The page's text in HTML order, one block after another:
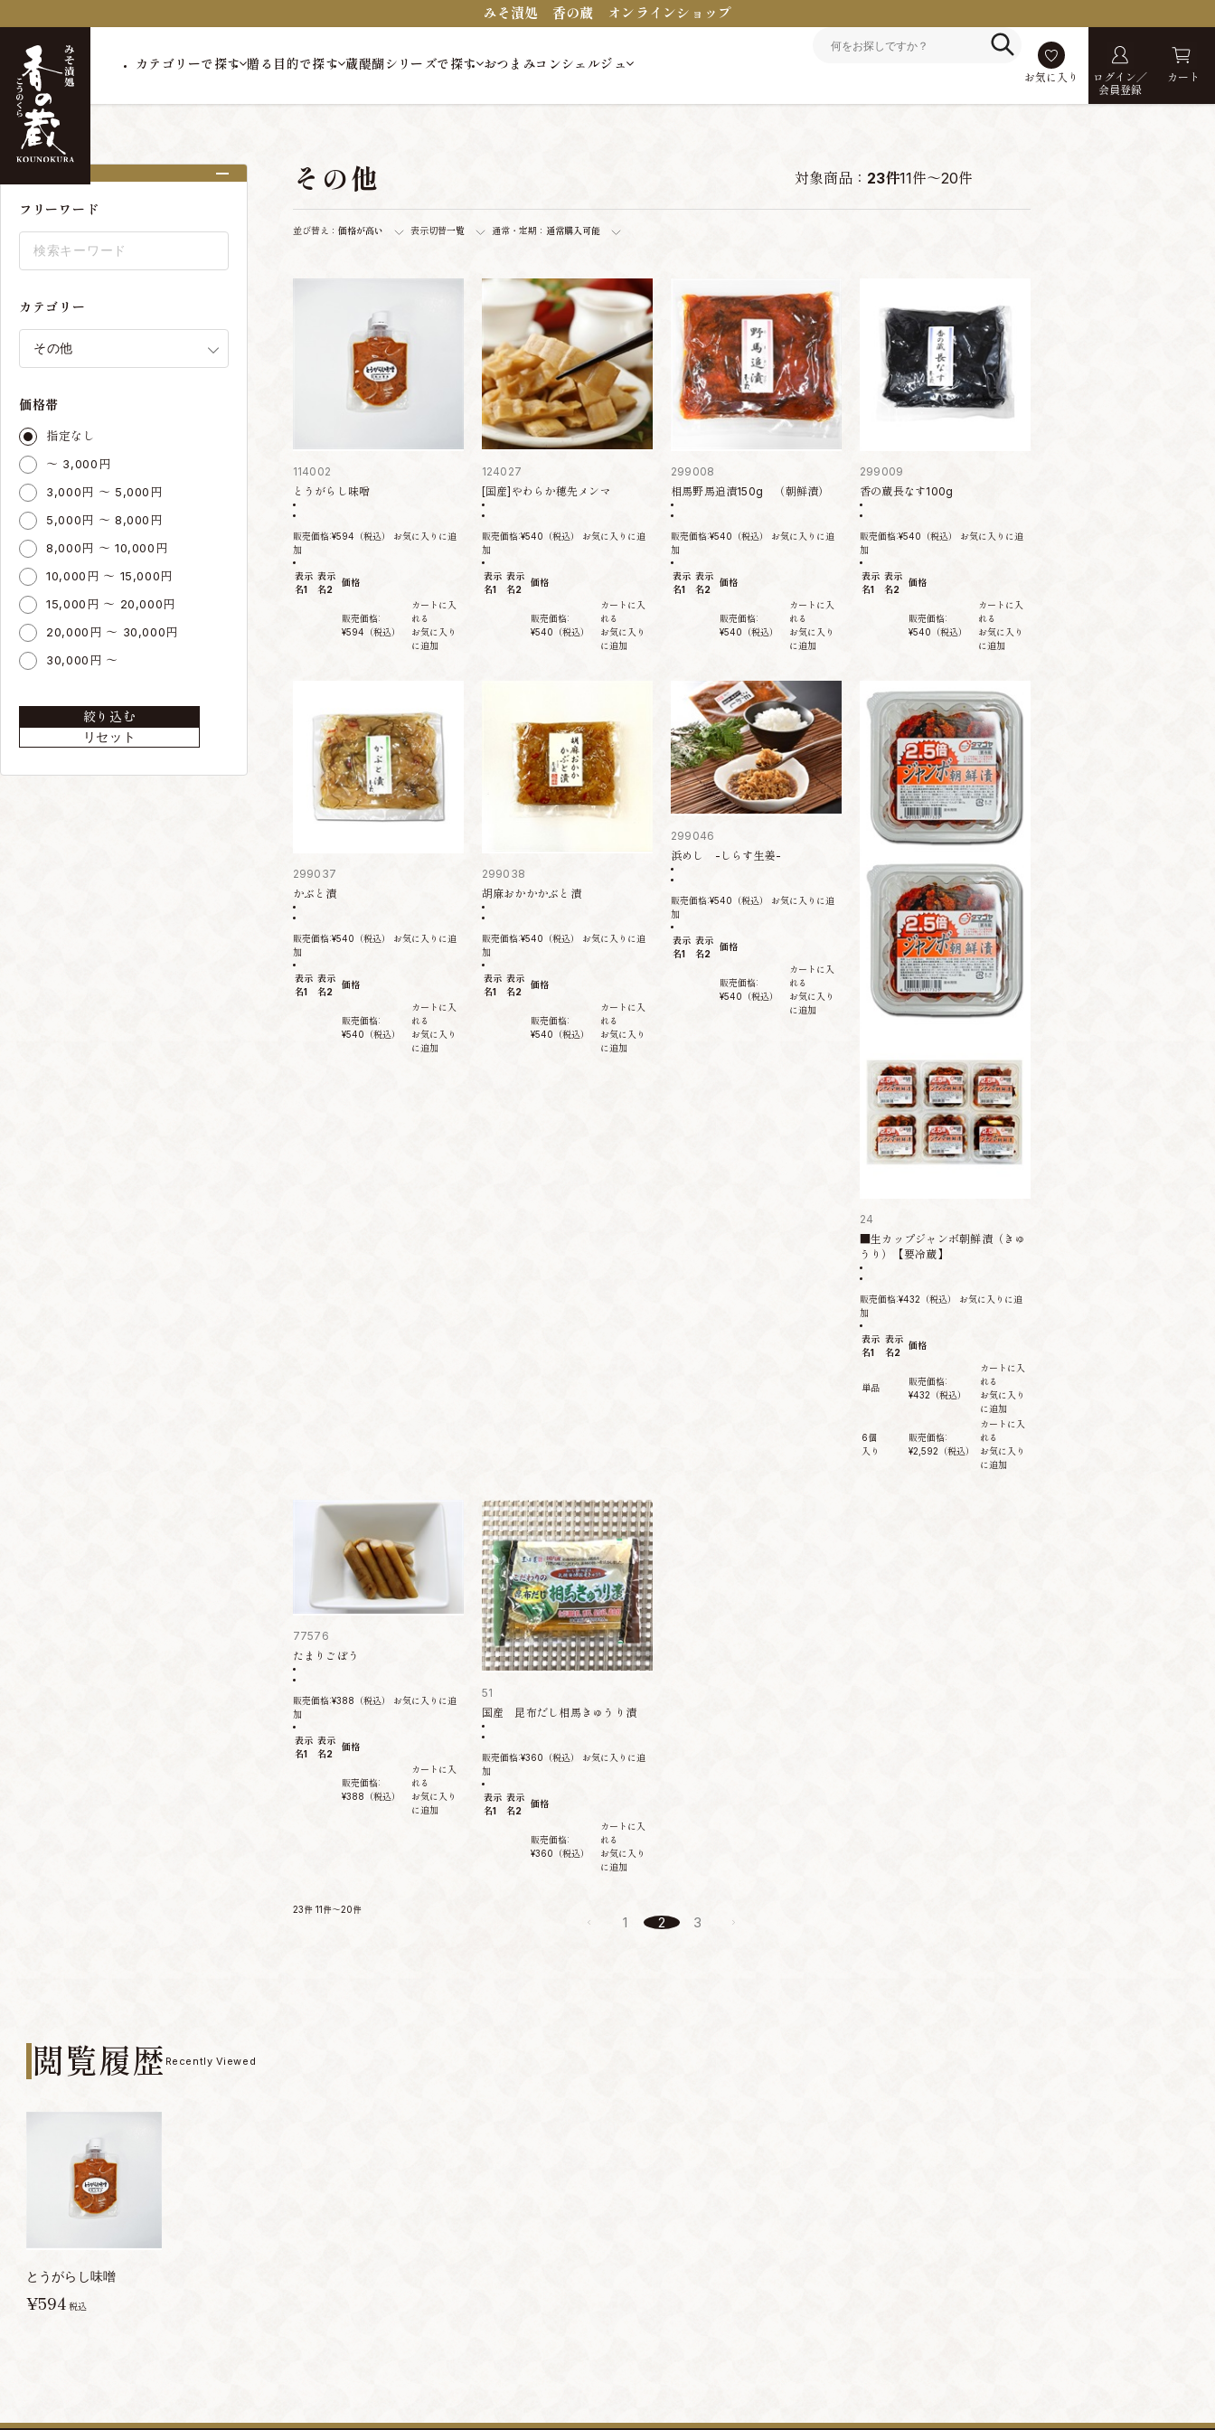
みそ漬処 香の蔵 オンラインショップ
カテゴリーで探す 贈る目的で探す 蔵醍醐シリーズで探す おつまみコンシェルジュ
お気に入り
ログイン／
会員登録
カート
トップ その他
フリーワード
カテゴリー
価格帯
指定なし
～ 3,000円
3,000円 ～ 5,000円
5,000円 ～ 8,000円
8,000円 ～ 10,000円
10,000円 ～ 15,000円
15,000円 ～ 20,000円
20,000円 ～ 30,000円
30,000円 ～
絞り込む
リセット
その他 対象商品： 23件11件～20件
並び替え： 価格が高い 表示切替一覧 通常・定期： 通常購入可能
114002
とうがらし味噌
販売価格:¥594 （税込）
お気に入りに追
加
表示
名1
表示
名2
価格
販売価格:
¥594 （税込）
カートに入
れる
お気に入り
に追加
124027
[国産]やわらか穂先メンマ
販売価格:¥540 （税込）
お気に入りに追
加
表示
名1
表示
名2
価格
販売価格:
¥540 （税込）
カートに入
れる
お気に入り
に追加
299008
相馬野馬追漬150g （朝鮮漬）
販売価格:¥540 （税込）
お気に入りに追
加
表示
名1
表示
名2
価格
販売価格:
¥540 （税込）
カートに入
れる
お気に入り
に追加
299009
香の蔵長なす100g
販売価格:¥540 （税込）
お気に入りに追
加
表示
名1
表示
名2
価格
販売価格:
¥540 （税込）
カートに入
れる
お気に入り
に追加
299037
かぶと漬
販売価格:¥540 （税込）
お気に入りに追
加
表示
名1
表示
名2
価格
販売価格:
¥540 （税込）
カートに入
れる
お気に入り
に追加
299038
胡麻おかかかぶと漬
販売価格:¥540 （税込）
お気に入りに追
加
表示
名1
表示
名2
価格
販売価格:
¥540 （税込）
カートに入
れる
お気に入り
に追加
299046
浜めし -しらす生姜-
販売価格:¥540 （税込）
お気に入りに追
加
表示
名1
表示
名2
価格
販売価格:
¥540 （税込）
カートに入
れる
お気に入り
に追加
24
■生カップジャンボ朝鮮漬（きゅ
うり）【要冷蔵】
販売価格:¥432 （税込）
お気に入りに追
加
表示
名1
表示
名2
価格
単品
販売価格:
¥432 （税込）
カートに入
れる
お気に入り
に追加
6個
入り
販売価格:
¥2,592 （税込）
カートに入
れる
お気に入り
に追加
77576
たまりごぼう
販売価格:¥388 （税込）
お気に入りに追
加
表示
名1
表示
名2
価格
販売価格:
¥388 （税込）
カートに入
れる
お気に入り
に追加
51
国産 昆布だし相馬きゅうり漬
販売価格:¥360 （税込）
お気に入りに追
加
表示
名1
表示
名2
価格
販売価格:
¥360 （税込）
カートに入
れる
お気に入り
に追加
23件 11件～20件
1 2 3
閲覧履歴 Recently Viewed
とうがらし味噌
¥594税込